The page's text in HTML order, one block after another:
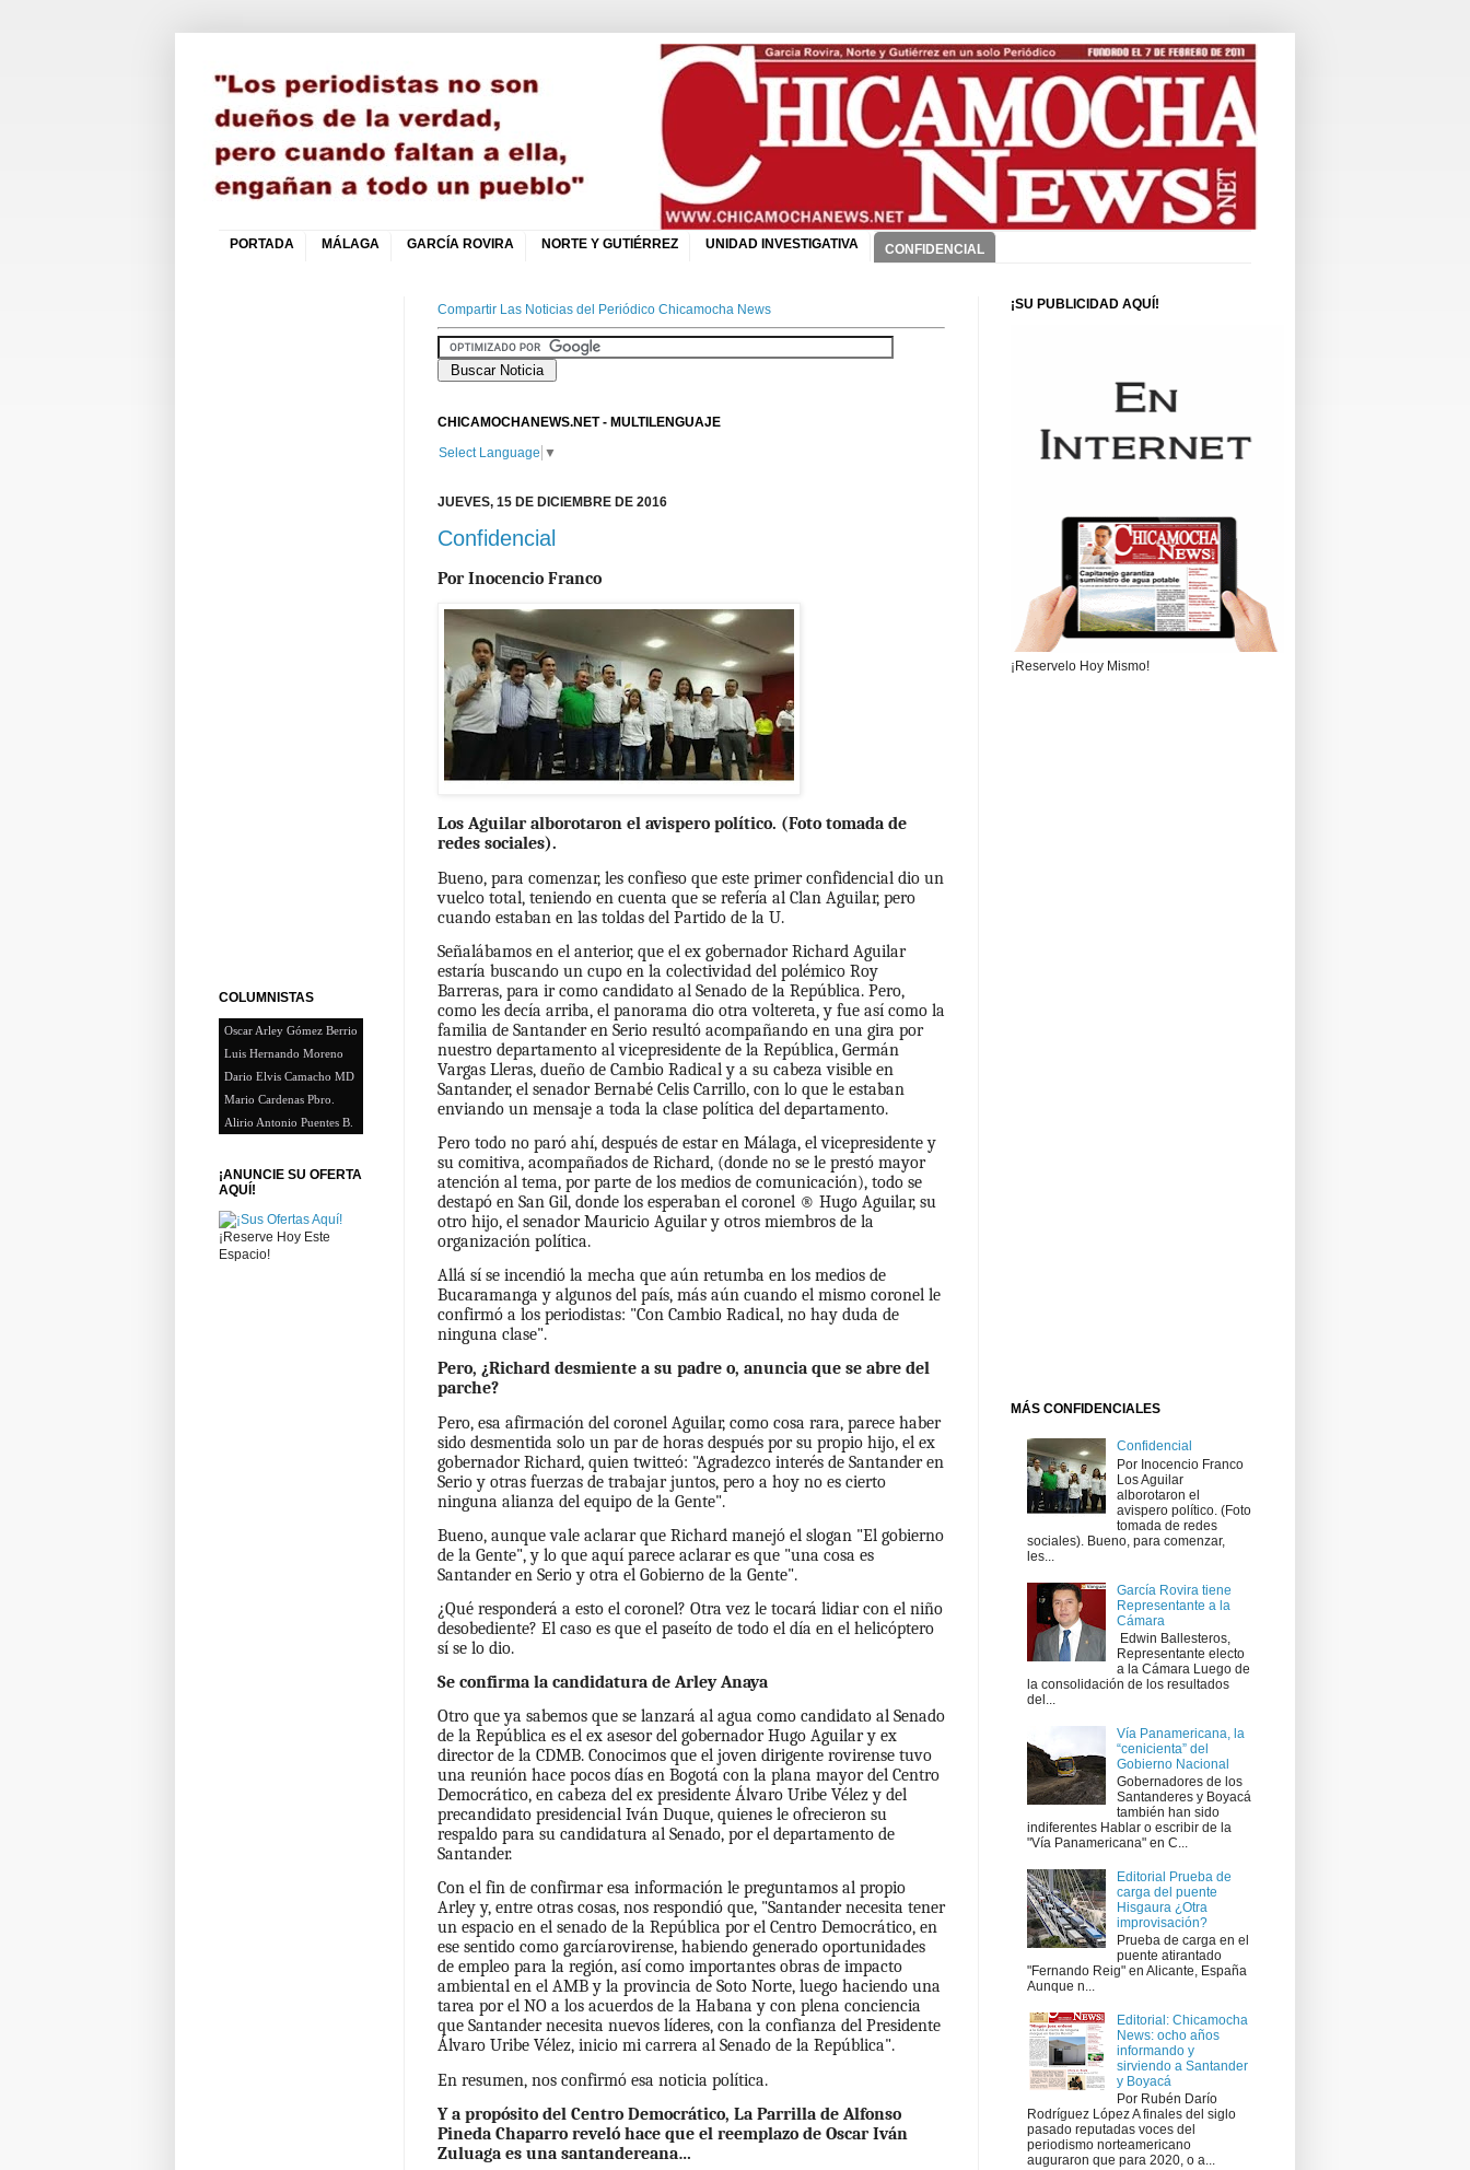
PORTADA MÁLAGA GARCÍA ROVIRA NORTE Y GUTIÉRREZ UNIDAD INVESTIGATIVA CONFIDENCIAL
Compartir Las Noticias del Periódico Chicamocha News
CHICAMOCHANEWS.NET - MULTILENGUAJE
Select Language ▼
JUEVES, 15 DE DICIEMBRE DE 2016
Confidencial
Por Inocencio Franco
​Los Aguilar alborotaron el avispero político. (Foto tomada de
redes sociales).
Bueno, para comenzar, les confieso que este primer confidencial dio un
vuelco total, teniendo en cuenta que se refería al Clan Aguilar, pero
cuando estaban en las toldas del Partido de la U.
Señalábamos en el anterior, que el ex gobernador Richard Aguilar
estaría buscando un cupo en la colectividad del polémico Roy
Barreras, para ir como candidato al Senado de la República. Pero,
como les decía arriba, el panorama dio otra voltereta, y fue así como la
familia de Santander en Serio resultó acompañando en una gira por
nuestro departamento al vicepresidente de la República, Germán
Vargas Lleras, dueño de Cambio Radical y a su cabeza visible en
Santander, el senador Bernabé Celis Carrillo, con lo que le estaban
enviando un mensaje a toda la clase política del departamento.
Pero todo no paró ahí, después de estar en Málaga, el vicepresidente y
su comitiva, acompañados de Richard, (donde no se le prestó mayor
atención al tema, por parte de los medios de comunicación), todo se
destapó en San Gil, donde los esperaban el coronel ® Hugo Aguilar, su
otro hijo, el senador Mauricio Aguilar y otros miembros de la
organización política.
Allá sí se incendió la mecha que aún retumba en los medios de
Bucaramanga y algunos del país, más aún cuando el mismo coronel le
confirmó a los periodistas: "Con Cambio Radical, no hay duda de
ninguna clase".
Pero, ¿Richard desmiente a su padre o, anuncia que se abre del
parche?
Pero, esa afirmación del coronel Aguilar, como cosa rara, parece haber
sido desmentida solo un par de horas después por su propio hijo, el ex
gobernador Richard, quien twitteó: "Agradezco interés de Santander en
Serio y otras fuerzas de trabajar juntos, pero a hoy no es cierto
ninguna alianza del equipo de la Gente".
Bueno, aunque vale aclarar que Richard manejó el slogan "El gobierno
de la Gente", y lo que aquí parece aclarar es que "una cosa es
Santander en Serio y otra el Gobierno de la Gente".
¿Qué responderá a esto el coronel? Otra vez le tocará lidiar con el niño
desobediente? El caso es que el paseíto de todo el día en el helicóptero
sí se lo dio.
Se confirma la candidatura de Arley Anaya
Otro que ya sabemos que se lanzará al agua como candidato al Senado
de la República es el ex asesor del gobernador Hugo Aguilar y ex
director de la CDMB. Conocimos que el joven dirigente rovirense tuvo
una reunión hace pocos días en Bogotá con la plana mayor del Centro
Democrático, en cabeza del ex presidente Álvaro Uribe Vélez y del
precandidato presidencial Iván Duque, quienes le ofrecieron su
respaldo para su candidatura al Senado, por el departamento de
Santander.
Con el fin de confirmar esa información le preguntamos al propio
Arley y, entre otras cosas, nos respondió que, "Santander necesita tener
un espacio en el senado de la República por el Centro Democrático, en
ese sentido como garcíarovirense, habiendo generado oportunidades
de empleo para la región, así como importantes obras de impacto
ambiental en el AMB y la provincia de Soto Norte, luego haciendo una
tarea por el NO a los acuerdos de la Habana y con plena conciencia
que Santander necesita nuevos líderes, con la confianza del Presidente
Álvaro Uribe Vélez, inicio mi carrera al Senado de la República".
En resumen, nos confirmó esa noticia política.
Y a propósito del Centro Democrático, La Parrilla de Alfonso
Pineda Chaparro reveló hace que el reemplazo de Oscar Iván
Zuluaga es una santandereana…
COLUMNISTAS
Oscar Arley Gómez Berrio
Luis Hernando Moreno
Dario Elvis Camacho MD
Mario Cardenas Pbro.
Alirio Antonio Puentes B.
¡ANUNCIE SU OFERTA
AQUÍ!
¡Reserve Hoy Este
Espacio!
¡SU PUBLICIDAD AQUÍ!
¡Reservelo Hoy Mismo!
MÁS CONFIDENCIALES
Confidencial
Por Inocencio Franco ​
Los Aguilar
alborotaron el
avispero político. (Foto
tomada de redes
sociales). Bueno, para comenzar,
les...
García Rovira tiene
Representante a la
Cámara
​ Edwin Ballesteros,
Representante electo
a la Cámara Luego de
la consolidación de los resultados
del...
Vía Panamericana, la
“cenicienta” del
Gobierno Nacional
Gobernadores de los
Santanderes y Boyacá
también han sido
indiferentes Hablar o escribir de la
"Vía Panamericana" en C...
Editorial Prueba de
carga del puente
Hisgaura ¿Otra
improvisación?
Prueba de carga en el
puente atirantado
"Fernando Reig" en Alicante, España
Aunque n...
Editorial: Chicamocha
News: ocho años
informando y
sirviendo a Santander
y Boyacá
Por Rubén Darío
Rodríguez López A finales del siglo
pasado reputadas voces del
periodismo norteamericano
auguraron que para 2020, o a...